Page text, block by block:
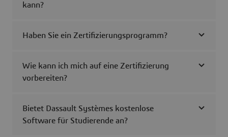
kann?
Haben Sie ein Zertifizierungsprogramm?
Wie kann ich mich auf eine Zertifizierung
vorbereiten?
Bietet Dassault Systèmes kostenlose
Software für Studierende an?